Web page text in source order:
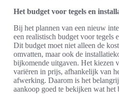
Het budget voor tegels en
Bij het plannen van een nieuw
een realistisch budget voor tegels
Dit budget moet niet alleen de
omvatten, maar ook de
bijkomende uitgaven. Het kiezen
variëren in prijs, afhankelijk van
afwerking. Daarom is het
aankoop goed te bekijken wat het